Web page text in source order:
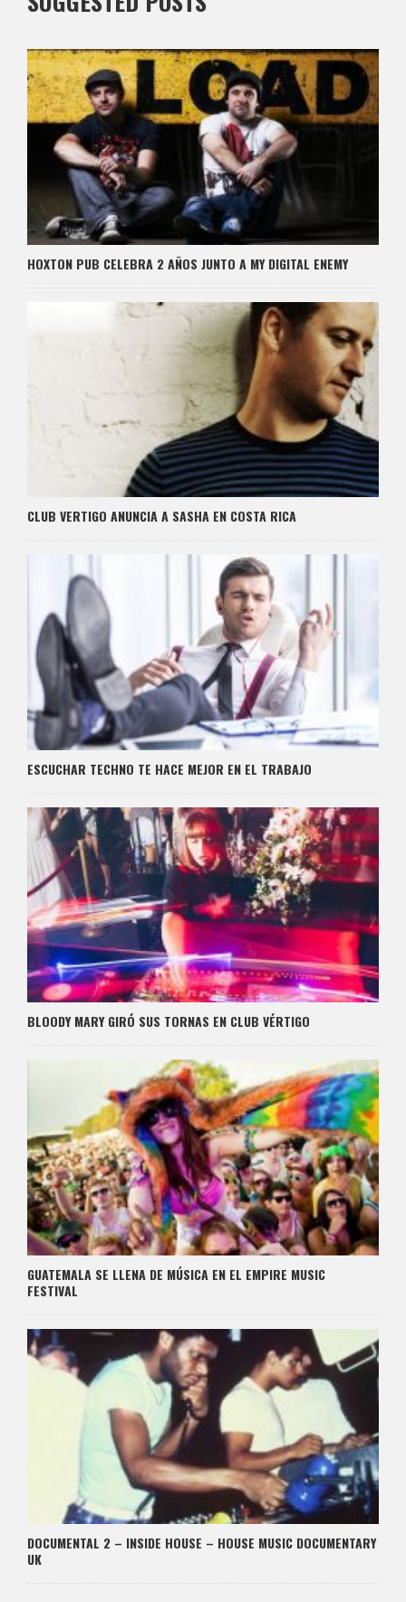
HOXTON PUB CELEBRA 2 AÑOS JUNTO A MY DIGITAL ENEMY
CLUB VERTIGO ANUNCIA A SASHA EN COSTA RICA
ESCUCHAR TECHNO TE HACE MEJOR EN EL TRABAJO
BLOODY MARY GIRÓ SUS TORNAS EN CLUB VÉRTIGO
GUATEMALA SE LLENA DE MÚSICA EN EL EMPIRE MUSIC
FESTIVAL
DOCUMENTAL 2 – INSIDE HOUSE – HOUSE MUSIC DOCUMENTARY
UK